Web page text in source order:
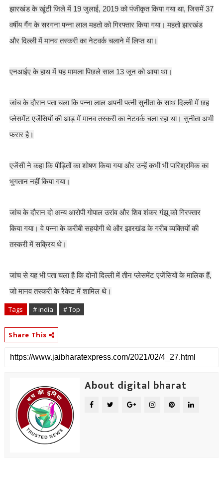
झारखंड के खूंटी जिले में 19 जुलाई, 2019 को पंजीकृत किया गया था, जिसमें 37
वर्षीय गैंग के सरगना पन्ना लाल महतो को गिरफ्तार किया गया। महतो झारखंड
और दिल्ली में मानव तस्करी का नेटवर्क चलाने में लिप्त था।
एनआईए के हाथ में यह मामला पिछले साल 13 जून को आया था।
जांच के दौरान पता चला कि पन्ना लाल अपनी पत्नी सुनीता के साथ दिल्ली में छह
प्लेसमेंट एजेंसियों की आड़ में मानव तस्करी का नेटवर्क चला रहा था। सुनीता अभी
फरार है।
एजेंसी ने कहा कि पीड़ितों का शोषण किया गया और उन्हें कभी भी पारिश्रमिक का
भुगतान नहीं किया गया।
जांच के दौरान दो अन्य आरोपी गोपाल उरांव और शिव शंकर गंझू को गिरफ्तार
किया गया। वे पन्ना के करीबी सहयोगी थे और झारखंड के गरीब व्यक्तियों की
तस्करी में सक्रिय थे।
जांच से यह भी पता चला है कि दोनों दिल्ली में तीन प्लेसमेंट एजेंसियों के मालिक हैं,
जो मानव तस्करी के रैकेट में शामिल थे।
Tags # india # Top
Share This
About digital bharat